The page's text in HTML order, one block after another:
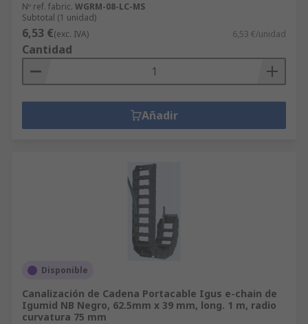
Nº ref. fabric. WGRM-08-LC-MS
Subtotal (1 unidad)
6,53 €(exc. IVA) 6,53 €/unidad
Cantidad
Añadir
Disponible
Canalización de Cadena Portacable Igus e-chain de
Igumid NB Negro, 62.5mm x 39 mm, long. 1 m, radio
curvatura 75 mm